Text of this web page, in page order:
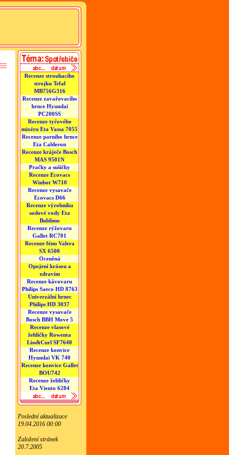
Recenze strouhacího
strojku Tefal
MB756G316
Recenze zavařovacího
hrnce Hyundai
PC200SS
Recenze tyčového
mixéru Eta Vassa 7055
Recenze parního hrnce
Eta Calderon
Recenze kráječe Bosch
MAS 9501N
Pračky a sušičky
Recenze Ecovacs
Winbot W710
Recenze vysavače
Ecovacs D66
Recenze výrobníku
sodové vody Eta
Bublimo
Recenze rýžovaru
Gallet RC701
Recenze fénu Valera
SX 6500
Oceněná
Opojení krásou a
zdravím
Recenze kávovaru
Philips Saeco HD 8763
Univerzální hrnec
Philips HD 3037
Recenze vysavače
Bosch BBH Move 5
Recenze vlasové
žehličky Rowenta
Liss&Curl SF7640
Recenze konvice
Hyundai VK 740
Recenze konvice Gallet
BOU742
Recenze žehličky
Eta Viento 6284
Poslední aktualizace
19.04.2016 00:00
Založení stránek
20.7.2005